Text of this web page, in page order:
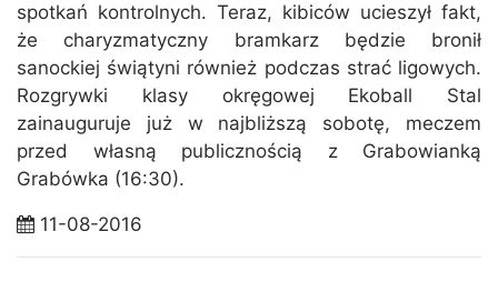
spotkań kontrolnych. Teraz, kibiców ucieszył fakt,
że charyzmatyczny bramkarz będzie bronił
sanockiej świątyni również podczas strać ligowych.
Rozgrywki klasy okręgowej Ekoball Stal
zainauguruje już w najbliższą sobotę, meczem
przed własną publicznością z Grabowianką
Grabówka (16:30).
11-08-2016